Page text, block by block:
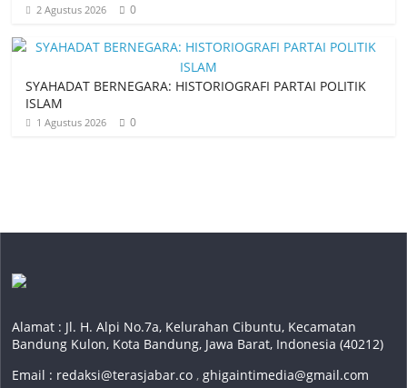
2 Agustus 2026 0
SYAHADAT BERNEGARA: HISTORIOGRAFI PARTAI POLITIK
ISLAM
1 Agustus 2026 0
Alamat : Jl. H. Alpi No.7a, Kelurahan Cibuntu, Kecamatan
Bandung Kulon, Kota Bandung, Jawa Barat, Indonesia (40212)
Email : redaksi@terasjabar.co ,ghigaintimedia@gmail.com